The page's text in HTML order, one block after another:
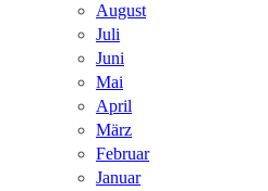
August
Juli
Juni
Mai
April
März
Februar
Januar